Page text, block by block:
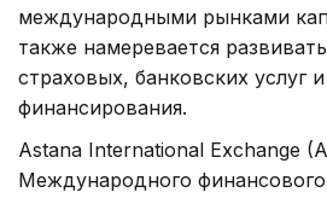
международными рынками
также намеревается
страховых, банковских услуг
финансирования.
Astana International Exchange
Международного